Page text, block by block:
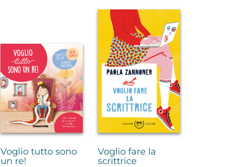
Voglio tutto sono
un re!
Voglio fare la
scrittrice